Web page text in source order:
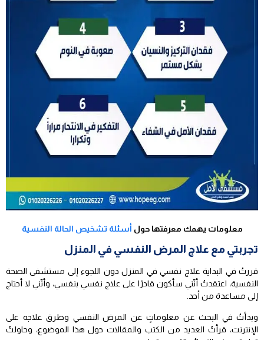
معلومات يهمك معرفتها حول أسئلة تشخيص الحالة النفسية
تجربتي مع علاج المرض النفسي في المنزل
قررتُ في البداية علاج نفسي في المنزل دون اللجوء إلى مستشفى الصحة
النفسية، اعتقدتُ أنّني سأكون قادرًا على علاج نفسي بنفسي، وأنّني لا أحتاج
إلى مساعدة من أحد.
وبدأتُ في البحث عن معلوماتٍ عن المرض النفسي وطرق علاجه على
الإنترنت، قرأتُ العديد من الكتب والمقالات حول هذا الموضوع، وحاولتُ